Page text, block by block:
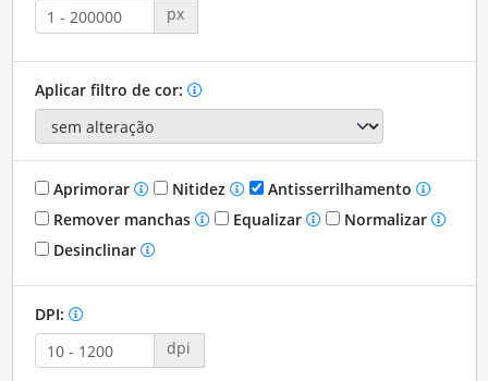
px
Aplicar filtro de cor:
Aprimorar Nitidez
Antisserrilhamento
Remover manchas
Equalizar
Normalizar
Desinclinar
DPI:
dpi